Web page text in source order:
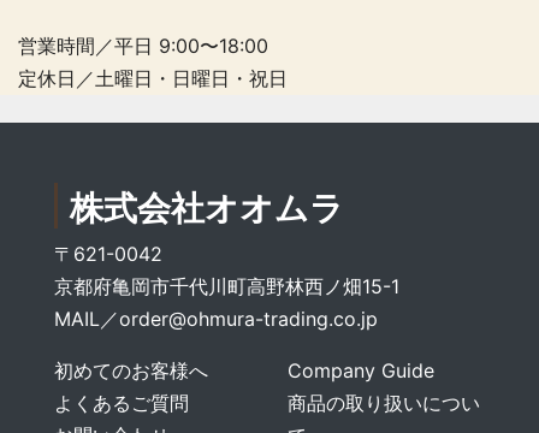
営業時間／平日 9:00〜18:00
定休日／土曜日・日曜日・祝日
株式会社オオムラ
〒621-0042
京都府亀岡市千代川町高野林西ノ畑15-1
MAIL／order@ohmura-trading.co.jp
初めてのお客様へ
よくあるご質問
Company Guide
商品の取り扱いについ